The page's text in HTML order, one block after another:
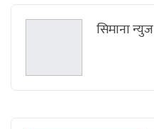
सिमाना न्युज